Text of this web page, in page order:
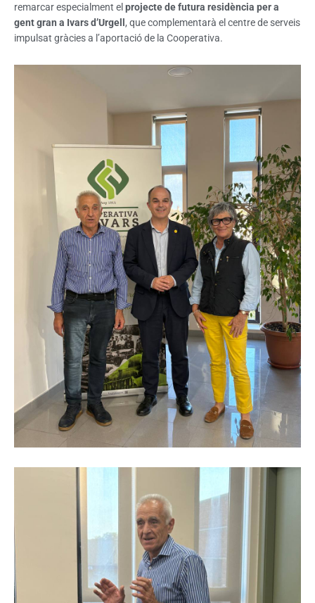
remarcar especialment el projecte de futura residència per a
gent gran a Ivars d’Urgell , que complementarà el centre de serveis
impulsat gràcies a l’aportació de la Cooperativa.